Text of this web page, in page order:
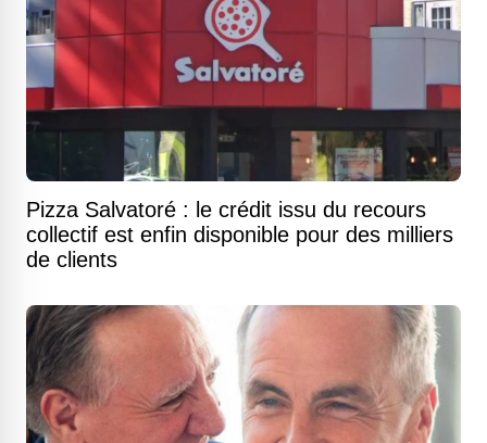
Pizza Salvatoré : le crédit issu du recours
collectif est enfin disponible pour des milliers
de clients